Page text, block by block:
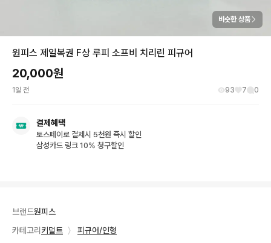
비슷한 상품
원피스 제일복권 F상 루피 소프비 치리린 피규어
20,000원
1일 전 93 7 0
결제혜택
토스페이로 결제시 5천원 즉시 할인
삼성카드 링크 10% 청구할인
브랜드원피스
카테고리 키덜트 〉
피규어/인형